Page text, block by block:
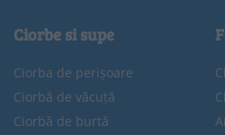
Ciorbe si supe
Ciorba de perișoare
Ciorbă de văcuță
Ciorbă de burtă